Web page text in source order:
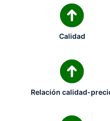
Calidad
Relación calidad-